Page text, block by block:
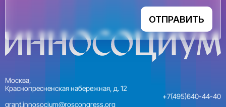
ОТПРАВИТЬ
Москва,
Краснопресненская набережная, д. 12
+7(495)640-44-40
grant.innosocium@roscongress.org